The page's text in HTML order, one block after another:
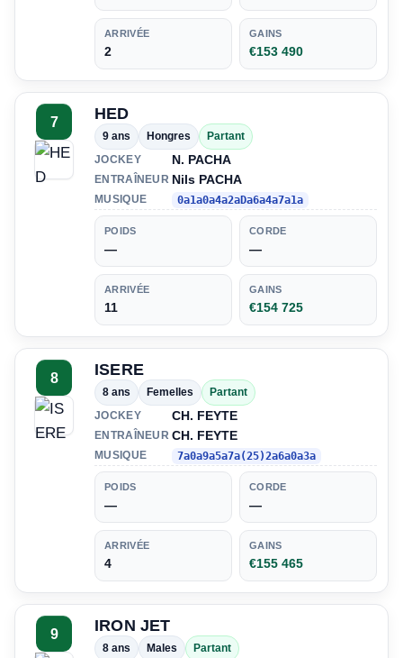
ARRIVÉE
2
GAINS
€153 490
7 HED
9 ans Hongres
Partant
JOCKEY
N. PACHA
ENTRAÎNEUR Nils PACHA
MUSIQUE 0a1a0a4a2aDa6a4a7a1a
POIDS
—
CORDE
—
ARRIVÉE
11
GAINS
€154 725
8 ISERE
8 ans Femelles
Partant
JOCKEY
CH. FEYTE
ENTRAÎNEUR CH. FEYTE
MUSIQUE 7a0a9a5a7a(25)2a6a0a3a
POIDS
—
CORDE
—
ARRIVÉE
4
GAINS
€155 465
9 IRON JET
8 ans Males
Partant